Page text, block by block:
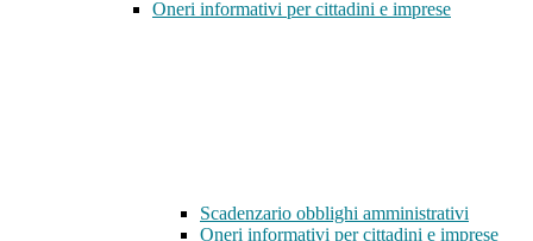
Oneri informativi per cittadini e imprese
Scadenzario obblighi amministrativi
Oneri informativi per cittadini e imprese